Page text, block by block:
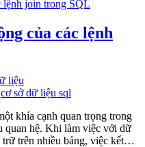
của các lệnh
liệu
cơ sở dữ liệu sql
khía cạnh quan trọng trong
quan hệ. Khi làm việc với dữ
trên nhiều bảng, việc kết…